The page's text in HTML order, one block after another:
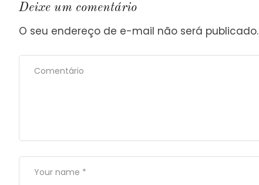
Deixe um comentário
O seu endereço de e-mail não será publicado.